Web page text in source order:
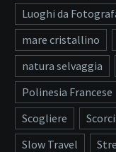
Luoghi da
mare cristallino
natura selvaggia
Polinesia Francese
Scogliere
Slow Travel